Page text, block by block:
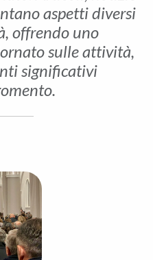
aspetti diversi
offrendo uno
sulle attività,
significativi